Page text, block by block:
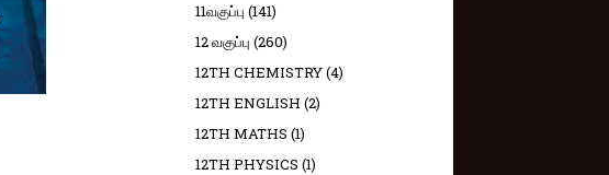
11வகுப்பு (141)
12 வகுப்பு (260)
12TH CHEMISTRY(4)
12TH ENGLISH (2)
12TH MATHS (1)
12TH PHYSICS (1)